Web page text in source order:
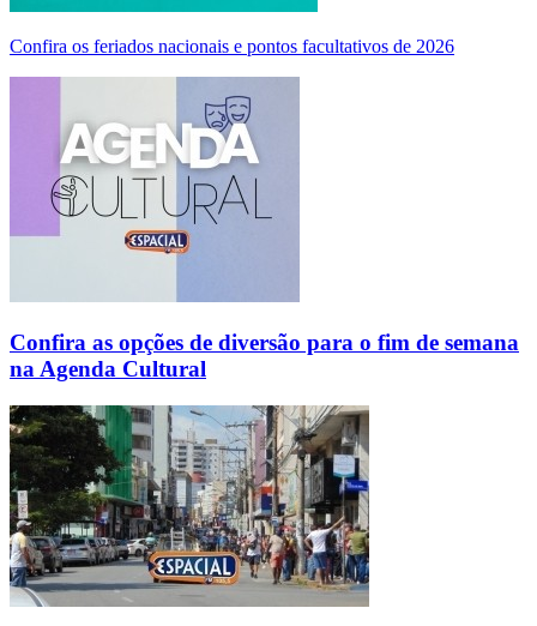
Confira os feriados nacionais e pontos facultativos de 2026
Confira as opções de diversão para o fim de semana
na Agenda Cultural